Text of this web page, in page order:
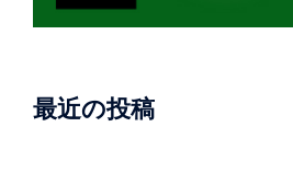
最近の投稿